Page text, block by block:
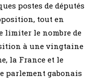
postes de députés
tout en
limiter le nombre de
à une vingtaine
la France et le
parlement gabonais